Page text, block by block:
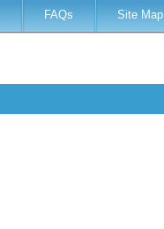
FAQs Site Map